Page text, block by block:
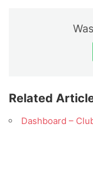
Related
Dashboard –